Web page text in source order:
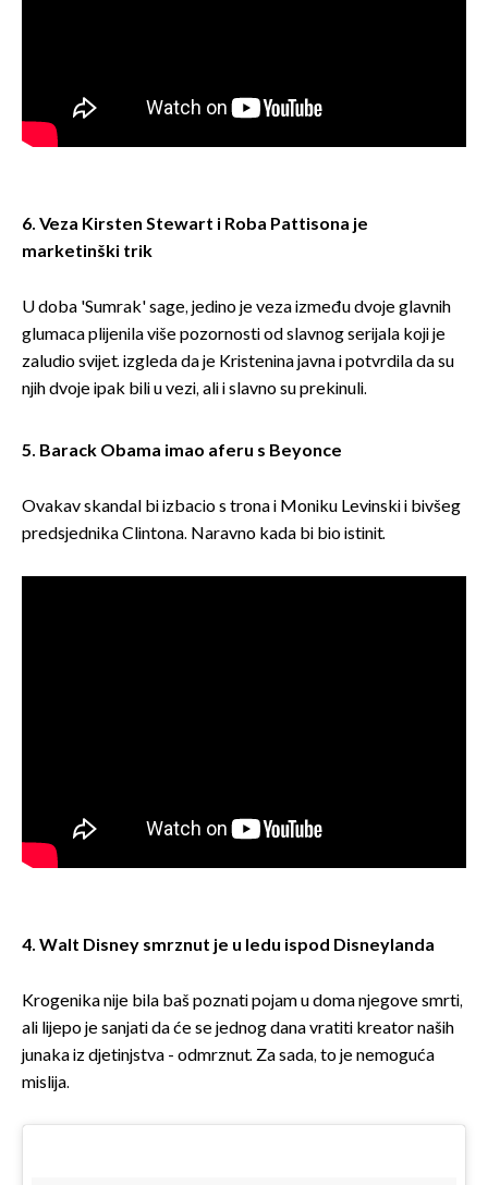
6. Veza Kirsten Stewart i Roba Pattisona je
marketinški trik
U doba 'Sumrak' sage, jedino je veza između dvoje glavnih
glumaca plijenila više pozornosti od slavnog serijala koji je
zaludio svijet. izgleda da je Kristenina javna i potvrdila da su
njih dvoje ipak bili u vezi, ali i slavno su prekinuli.
5. Barack Obama imao aferu s Beyonce
Ovakav skandal bi izbacio s trona i Moniku Levinski i bivšeg
predsjednika Clintona. Naravno kada bi bio istinit.
4. Walt Disney smrznut je u ledu ispod Disneylanda
Krogenika nije bila baš poznati pojam u doma njegove smrti,
ali lijepo je sanjati da će se jednog dana vratiti kreator naših
junaka iz djetinjstva - odmrznut. Za sada, to je nemoguća
mislija.